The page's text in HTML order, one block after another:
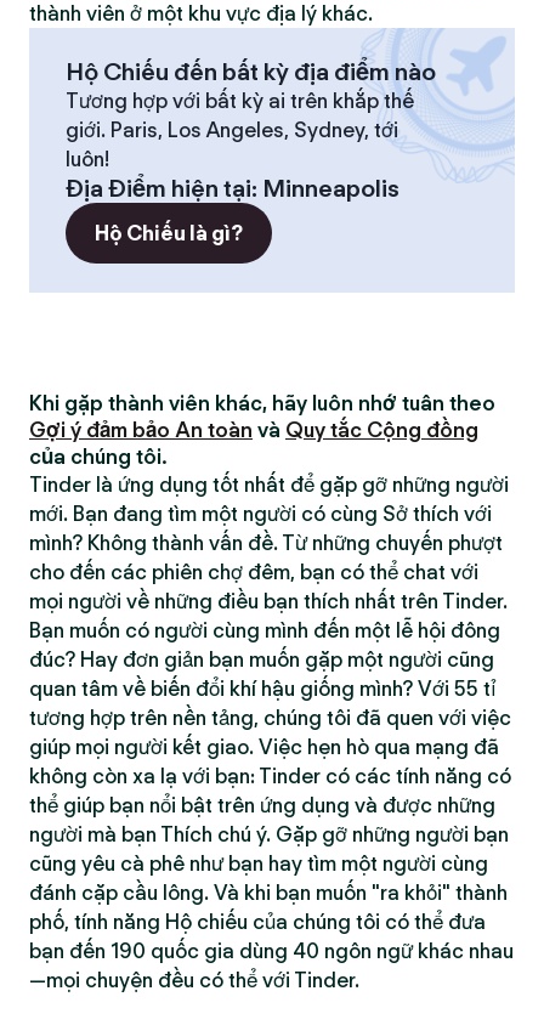
thành viên ở một khu vực địa lý khác.
Hộ Chiếu đến bất kỳ địa điểm nào
Tương hợp với bất kỳ ai trên khắp thế
giới. Paris, Los Angeles, Sydney, tới
luôn!
Địa Điểm hiện tại: Minneapolis
Hộ Chiếu là gì?
Khi gặp thành viên khác, hãy luôn nhớ tuân theo
Gợi ý đảm bảo An toàn và Quy tắc Cộng đồng
của chúng tôi.
Tinder là ứng dụng tốt nhất để gặp gỡ những người
mới. Bạn đang tìm một người có cùng Sở thích với
mình? Không thành vấn đề. Từ những chuyến phượt
cho đến các phiên chợ đêm, bạn có thể chat với
mọi người về những điều bạn thích nhất trên Tinder.
Bạn muốn có người cùng mình đến một lễ hội đông
đúc? Hay đơn giản bạn muốn gặp một người cũng
quan tâm về biến đổi khí hậu giống mình? Với 55 tỉ
tương hợp trên nền tảng, chúng tôi đã quen với việc
giúp mọi người kết giao. Việc hẹn hò qua mạng đã
không còn xa lạ với bạn: Tinder có các tính năng có
thể giúp bạn nổi bật trên ứng dụng và được những
người mà bạn Thích chú ý. Gặp gỡ những người bạn
cũng yêu cà phê như bạn hay tìm một người cùng
đánh cặp cầu lông. Và khi bạn muốn "ra khỏi" thành
phố, tính năng Hộ chiếu của chúng tôi có thể đưa
bạn đến 190 quốc gia dùng 40 ngôn ngữ khác nhau
—mọi chuyện đều có thể với Tinder.